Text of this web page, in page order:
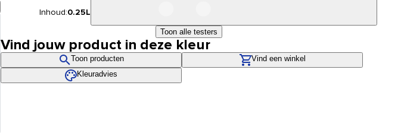
Inhoud:0.25L
Toon alle testers
Vind jouw product in deze kleur
Toon producten
Vind een winkel
Kleuradvies